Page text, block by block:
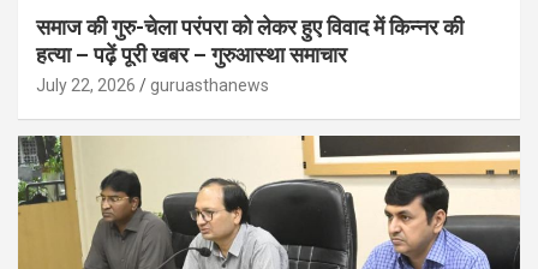
समाज की गुरु-चेला परंपरा को लेकर हुए विवाद में किन्नर की
हत्या – पढ़ें पूरी खबर – गुरुआस्था समाचार
July 22, 2026 guruasthanews